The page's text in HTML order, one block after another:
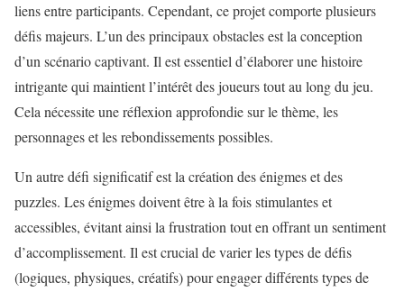
liens entre participants. Cependant, ce projet comporte plusieurs
défis majeurs. L’un des principaux obstacles est la conception
d’un scénario captivant. Il est essentiel d’élaborer une histoire
intrigante qui maintient l’intérêt des joueurs tout au long du jeu.
Cela nécessite une réflexion approfondie sur le thème, les
personnages et les rebondissements possibles.
Un autre défi significatif est la création des énigmes et des
puzzles. Les énigmes doivent être à la fois stimulantes et
accessibles, évitant ainsi la frustration tout en offrant un sentiment
d’accomplissement. Il est crucial de varier les types de défis
(logiques, physiques, créatifs) pour engager différents types de